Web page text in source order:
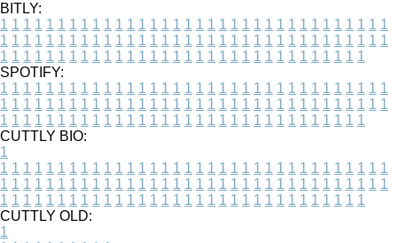
BITLY:
1 1 1 1 1 1 1 1 1 1 1 1 1 1 1 1 1 1 1 1 1 1 1 1 1 1 1 1 1 1 1 1 1 1
1 1 1 1 1 1 1 1 1 1 1 1 1 1 1 1 1 1 1 1 1 1 1 1 1 1 1 1 1 1 1 1 1 1
1 1 1 1 1 1 1 1 1 1 1 1 1 1 1 1 1 1 1 1 1 1 1 1 1 1 1 1 1 1 1 1
SPOTIFY:
1 1 1 1 1 1 1 1 1 1 1 1 1 1 1 1 1 1 1 1 1 1 1 1 1 1 1 1 1 1 1 1 1 1
1 1 1 1 1 1 1 1 1 1 1 1 1 1 1 1 1 1 1 1 1 1 1 1 1 1 1 1 1 1 1 1 1 1
1 1 1 1 1 1 1 1 1 1 1 1 1 1 1 1 1 1 1 1 1 1 1 1 1 1 1 1 1 1 1 1
CUTTLY BIO:
1
1 1 1 1 1 1 1 1 1 1 1 1 1 1 1 1 1 1 1 1 1 1 1 1 1 1 1 1 1 1 1 1 1 1
1 1 1 1 1 1 1 1 1 1 1 1 1 1 1 1 1 1 1 1 1 1 1 1 1 1 1 1 1 1 1 1 1 1
1 1 1 1 1 1 1 1 1 1 1 1 1 1 1 1 1 1 1 1 1 1 1 1 1 1 1 1 1 1 1 1
CUTTLY OLD:
1